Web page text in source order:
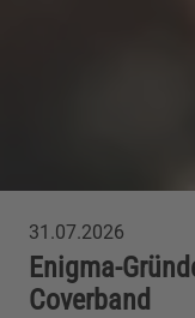
31.07.2026
Enigma-
Coverband